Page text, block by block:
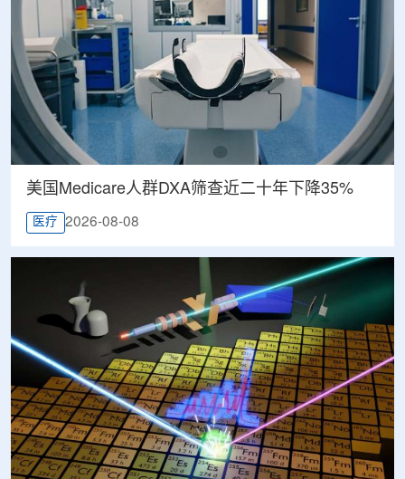
美国Medicare人群DXA筛查近二十年下降35%
医疗 2026-08-08